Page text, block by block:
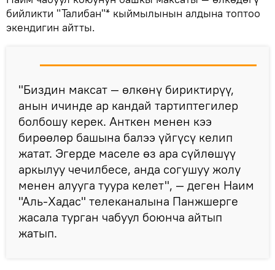
бийликти "Талибан"* кыймылынын алдына топтоо
экендигин айтты.
"Биздин максат — өлкөнү бириктирүү,
анын ичинде ар кандай тартиптегилер
болбошу керек. Анткен менен кээ
бирөөлөр башына балээ үйгүсү келип
жатат. Эгерде маселе өз ара сүйлөшүү
аркылуу чечилбесе, анда согушуу жолу
менен алууга туура келет", — деген Наим
"Аль-Хадас" телеканалына Панжшерге
жасала турган чабуул боюнча айтып
жатып.